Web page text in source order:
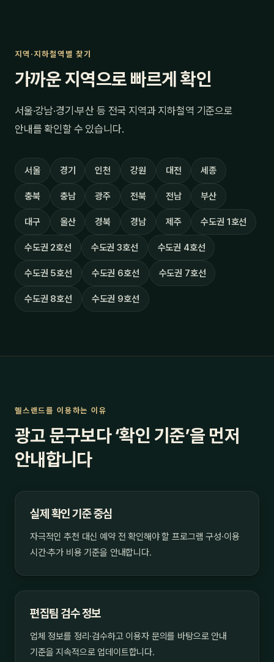
지역·지하철역별 찾기
가까운 지역으로 빠르게 확인
서울·강남·경기·부산 등 전국 지역과 지하철역 기준으로
안내를 확인할 수 있습니다.
서울 경기 인천 강원 대전 세종
충북 충남 광주 전북 전남 부산
대구 울산 경북 경남 제주 수도권 1호선
수도권 2호선 수도권 3호선 수도권 4호선
수도권 5호선 수도권 6호선 수도권 7호선
수도권 8호선 수도권 9호선
헬스랜드를 이용하는 이유
광고 문구보다 ‘확인 기준’을 먼저
안내합니다
실제 확인 기준 중심
자극적인 추천 대신 예약 전 확인해야 할 프로그램 구성·이용
시간·추가 비용 기준을 안내합니다.
편집팀 검수 정보
업체 정보를 정리·검수하고 이용자 문의를 바탕으로 안내
기준을 지속적으로 업데이트합니다.